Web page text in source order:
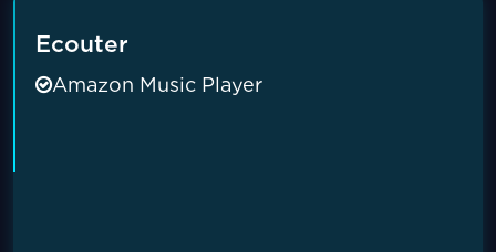
Ecouter
Amazon Music Player